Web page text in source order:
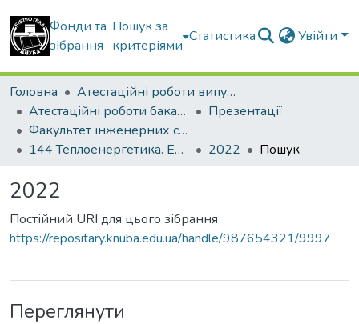
Фонди та
зібрання
Пошук за
критеріями
Статистика Увійти
Головна
Атестаційні роботи випускників
Атестаційні роботи бакалаврів
Презентації
Факультет інженерних систем та екології
144 Теплоенергетика. Енергетичний менеджмент, енергоефективні муніципальні та промислові теплові технології
2022 Пошук
2022
Постійний URI для цього зібрання
https://repositary.knuba.edu.ua/handle/987654321/9997
Переглянути